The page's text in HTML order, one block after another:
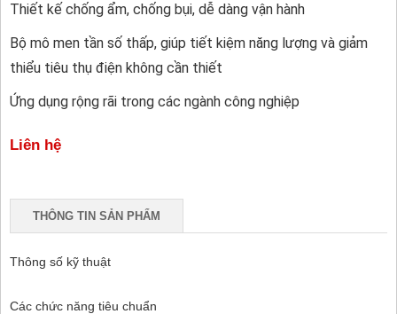
Thiết kế chống ẩm, chống bụi, dễ dàng vận hành
Bộ mô men tần số thấp, giúp tiết kiệm năng lượng và giảm
thiểu tiêu thụ điện không cần thiết
Ứng dụng rộng rãi trong các ngành công nghiệp
Liên hệ
THÔNG TIN SẢN PHẨM
Thông số kỹ thuật
Các chức năng tiêu chuẩn